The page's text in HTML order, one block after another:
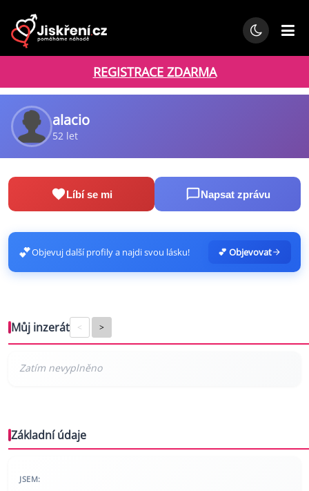
REGISTRACE ZDARMA
alacio
52 let
Líbí se mi Napsat zprávu
💕Objevuj další profily a najdi svou lásku! 💕 Objevovat
Můj inzerát < >
Základní údaje
JSEM: